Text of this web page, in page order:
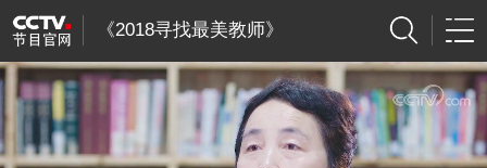
《2018寻找最美教师》